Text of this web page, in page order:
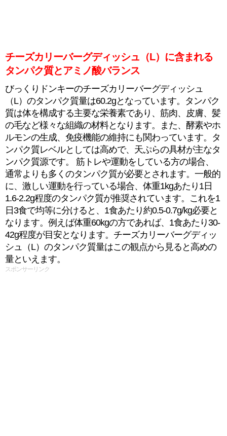
チーズカリーバーグディッシュ（L）に含まれる
タンパク質とアミノ酸バランス
びっくりドンキーのチーズカリーバーグディッシュ
（L）のタンパク質量は60.2gとなっています。タンパク
質は体を構成する主要な栄養素であり、筋肉、皮膚、髪
の毛など様々な組織の材料となります。また、酵素やホ
ルモンの生成、免疫機能の維持にも関わっています。タ
ンパク質レベルとしては高めで、天ぷらの具材が主なタ
ンパク質源です。 筋トレや運動をしている方の場合、
通常よりも多くのタンパク質が必要とされます。一般的
に、激しい運動を行っている場合、体重1kgあたり1日
1.6-2.2g程度のタンパク質が推奨されています。これを1
日3食で均等に分けると、1食あたり約0.5-0.7g/kg必要と
なります。例えば体重60kgの方であれば、1食あたり30-
42g程度が目安となります。チーズカリーバーグディッ
シュ（L）のタンパク質量はこの観点から見ると高めの
量といえます。
スポンサーリンク